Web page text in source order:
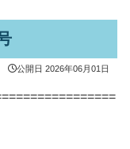
公開日 2026年06月01日